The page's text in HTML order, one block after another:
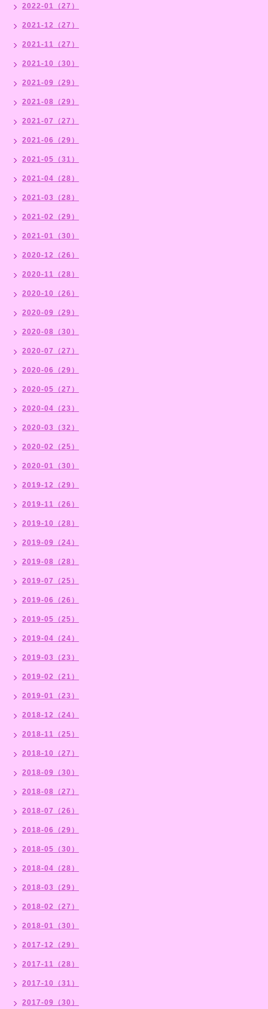
2022-01（27）
2021-12（27）
2021-11（27）
2021-10（30）
2021-09（29）
2021-08（29）
2021-07（27）
2021-06（29）
2021-05（31）
2021-04（28）
2021-03（28）
2021-02（29）
2021-01（30）
2020-12（26）
2020-11（28）
2020-10（26）
2020-09（29）
2020-08（30）
2020-07（27）
2020-06（29）
2020-05（27）
2020-04（23）
2020-03（32）
2020-02（25）
2020-01（30）
2019-12（29）
2019-11（26）
2019-10（28）
2019-09（24）
2019-08（28）
2019-07（25）
2019-06（26）
2019-05（25）
2019-04（24）
2019-03（23）
2019-02（21）
2019-01（23）
2018-12（24）
2018-11（25）
2018-10（27）
2018-09（30）
2018-08（27）
2018-07（26）
2018-06（29）
2018-05（30）
2018-04（28）
2018-03（29）
2018-02（27）
2018-01（30）
2017-12（29）
2017-11（28）
2017-10（31）
2017-09（30）